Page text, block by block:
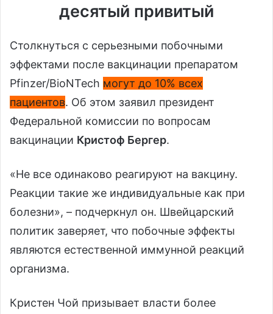
десятый привитый
Столкнуться с серьезными побочными
эффектами после вакцинации препаратом
Pfinzer/BioNTech могут до 10% всех
пациентов. Об этом заявил президент
Федеральной комиссии по вопросам
вакцинации Кристоф Бергер.
«Не все одинаково реагируют на вакцину.
Реакции такие же индивидуальные как при
болезни», – подчеркнул он. Швейцарский
политик заверяет, что побочные эффекты
являются естественной иммунной реакций
организма.
Кристен Чой призывает власти более